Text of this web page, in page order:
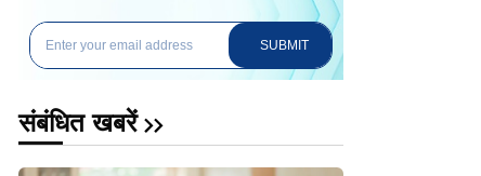
SUBMIT
संबंधित खबरें